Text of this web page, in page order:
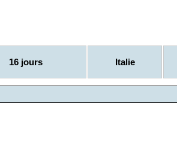
16 jours Italie